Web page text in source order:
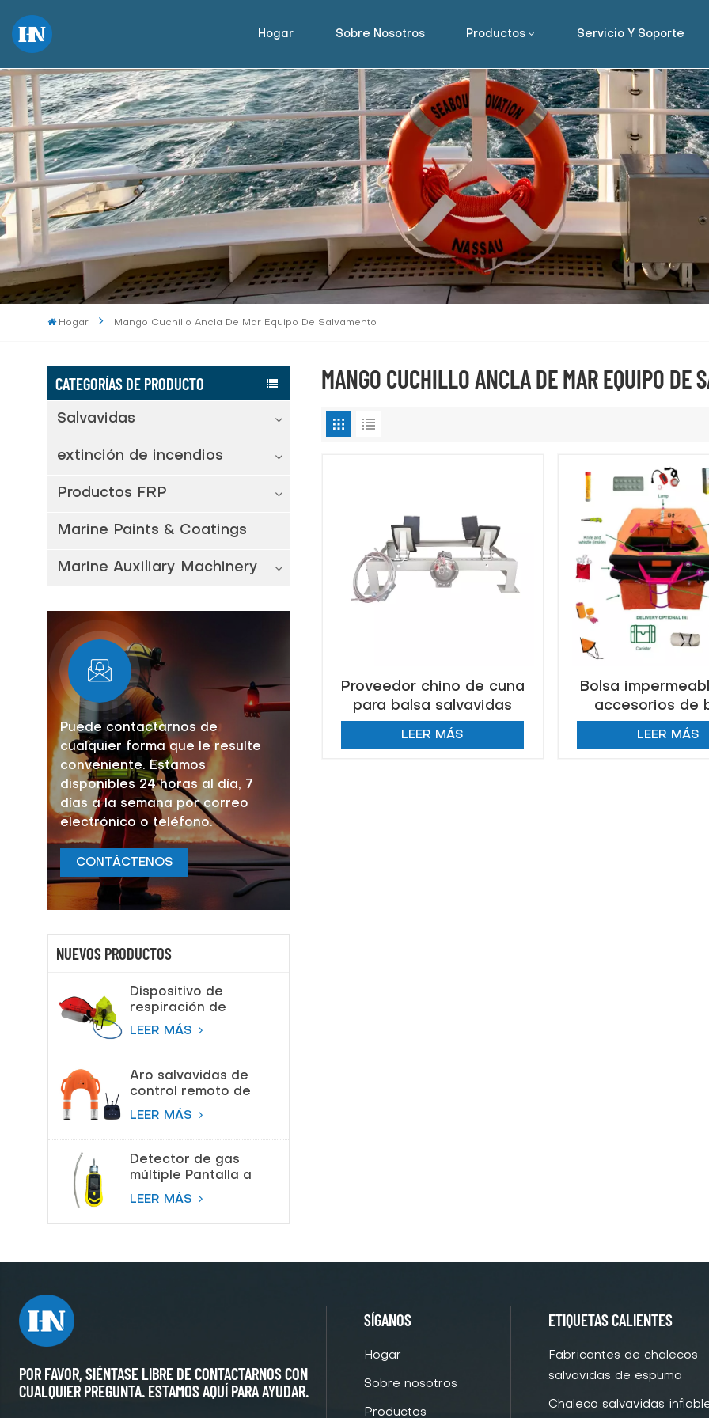
Hogar Sobre Nosotros Productos Servicio Y Soporte
Hogar Mango Cuchillo Ancla De Mar Equipo De Salvamento
CATEGORÍAS DE PRODUCTO
Salvavidas
extinción de incendios
Productos FRP
Marine Paints & Coatings
Marine Auxiliary Machinery
Puede contactarnos de
cualquier forma que le resulte
conveniente. Estamos
disponibles 24 horas al día, 7
días a la semana por correo
electrónico o teléfono.
CONTÁCTENOS
NUEVOS PRODUCTOS
Dispositivo de
respiración de
escape de
Aparato de
respiración de aire
LEER MÁS
Aro salvavidas de
control remoto de
salvamento de
LEER MÁS
Detector de gas
múltiple Pantalla a
color Bomba
succión
LEER MÁS
MANGO CUCHILLO ANCLA DE MAR EQUIPO DE
Proveedor chino de cuna
para balsa salvavidas
marina de alta calidad
LEER MÁS
Bolsa
accesorios de
salvavidas
LEER MÁS
POR FAVOR, SIÉNTASE LIBRE DE CONTACTARNOS CON
CUALQUIER PREGUNTA. ESTAMOS AQUÍ PARA AYUDAR.
SÍGANOS
Hogar
Sobre nosotros
Productos
ETIQUETAS CALIENTES
Fabricantes de chalecos
salvavidas de espuma
Chaleco salvavidas